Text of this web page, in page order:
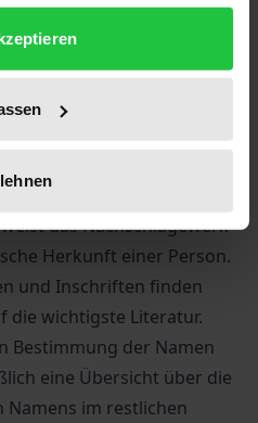
und Indizes nicht nur
der Nachweis
der vollständige
Angaben zum
das Nachschlagewerk
Herkunft einer Person.
und Inschriften finden
die wichtigste Literatur.
Bestimmung der Namen
eine Übersicht über die
Namens im restlichen